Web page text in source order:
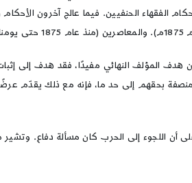
الفقهاء الحنفيين. فيما عالج آخرون
هدف المؤلف النهائي مفيدًا، فقد هدف إلى
بحقهم إلى حد ما، فإنه مع ذلك يقدّم
اللجوء إلى الحرب كان مسألة دفاع. وتشير